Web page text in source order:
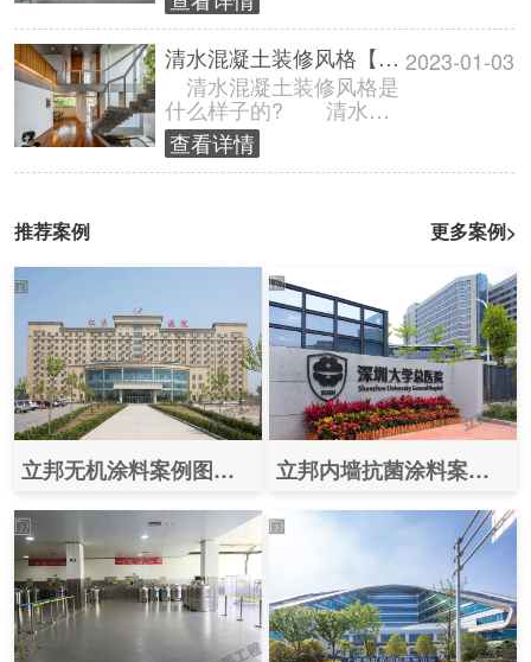
途、性能等方面存在一定
差异。下面就清......
清水混凝土装修风格【效果图片】 2023-01-03
清水混凝土装修风格是
什么样子的? 清水混
凝土装修风格是对自然、
建筑和空间重新认识的形
成，在现代视......
查看详情
推荐案例 更多案例>
立邦无机涂料案例图片之（石家庄仁济医院） 立邦内墙抗菌涂料案例之（深圳大学总医院）